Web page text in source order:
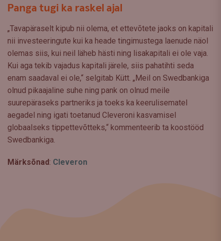
Panga tugi ka raskel ajal
„Tavapäraselt kipub nii olema, et ettevõtete jaoks on kapitali
nii investeeringute kui ka heade tingimustega laenude näol
olemas siis, kui neil läheb hästi ning lisakapitali ei ole vaja.
Kui aga tekib vajadus kapitali järele, siis pahatihti seda
enam saadaval ei ole,“ selgitab Kütt. „Meil on Swedbankiga
olnud pikaajaline suhe ning pank on olnud meile
suurepäraseks partneriks ja toeks ka keerulisematel
aegadel ning igati toetanud Cleveroni kasvamisel
globaalseks tippettevõtteks,“ kommenteerib ta koostööd
Swedbankiga.
Märksõnad: Cleveron